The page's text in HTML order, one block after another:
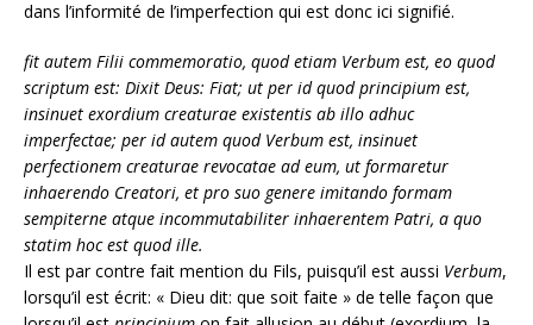
dans l’informité de l’imperfection qui est donc ici signifié.
fit autem Filii commemoratio, quod etiam Verbum est, eo quod
scriptum est: Dixit Deus: Fiat; ut per id quod principium est,
insinuet exordium creaturae existentis ab illo adhuc
imperfectae; per id autem quod Verbum est, insinuet
perfectionem creaturae revocatae ad eum, ut formaretur
inhaerendo Creatori, et pro suo genere imitando formam
sempiterne atque incommutabiliter inhaerentem Patri, a quo
statim hoc est quod ille.
Il est par contre fait mention du Fils, puisqu’il est aussi Verbum,
lorsqu’il est écrit: « Dieu dit: que soit faite » de telle façon que